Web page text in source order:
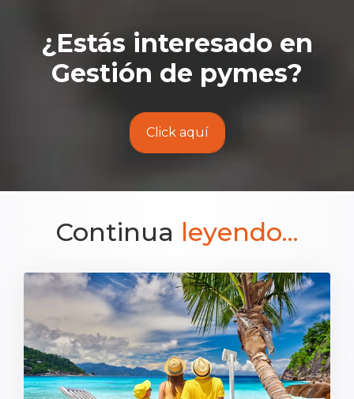
¿Estás interesado en
Gestión de pymes?
Click aquí
Continua leyendo...